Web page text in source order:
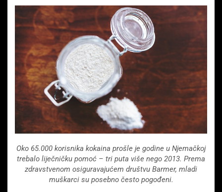
Oko 65.000 korisnika kokaina prošle je godine u Njemačkoj
trebalo liječničku pomoć – tri puta više nego 2013. Prema
zdravstvenom osiguravajućem društvu Barmer, mladi
muškarci su posebno često pogođeni.